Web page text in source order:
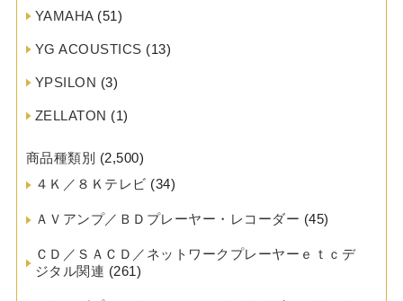
YAMAHA(51)
YG ACOUSTICS (13)
YPSILON (3)
ZELLATON (1)
商品種類別 (2,500)
４Ｋ／８Ｋテレビ (34)
ＡＶアンプ／ＢＤプレーヤー・レコーダー (45)
ＣＤ／ＳＡＣＤ／ネットワークプレーヤーｅｔｃデ
ジタル関連 (261)